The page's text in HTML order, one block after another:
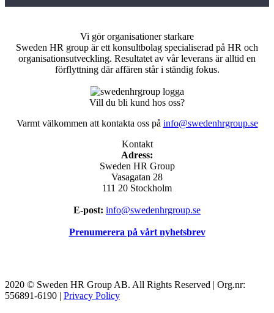
Vi gör organisationer starkare
Sweden HR group är ett konsultbolag specialiserad på HR och
organisationsutveckling. Resultatet av vår leverans är alltid en
förflyttning där affären står i ständig fokus.
Vill du bli kund hos oss?
Varmt välkommen att kontakta oss på info@swedenhrgroup.se
Kontakt
Adress:
Sweden HR Group
Vasagatan 28
111 20 Stockholm
E-post: info@swedenhrgroup.se
Prenumerera på vårt nyhetsbrev
2020 © Sweden HR Group AB. All Rights Reserved | Org.nr:
556891-6190 | Privacy Policy